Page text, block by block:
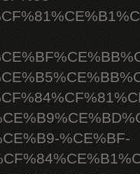
%CE%BF-